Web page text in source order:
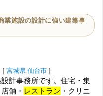
業施設の設計に強い建築事
[ 宮城県 仙台市 ]
計事務所です。住宅・集
舗・ レストラン ・クリニ